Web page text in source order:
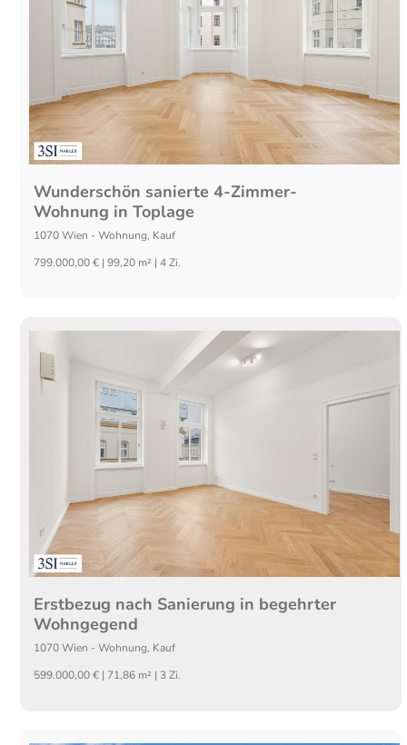
Wunderschön sanierte 4-Zimmer-
Wohnung in Toplage
1070 Wien -Wohnung, Kauf
799.000,00 € | 99,20 m² | 4 Zi.
Erstbezug nach Sanierung in begehrter
Wohngegend
1070 Wien -Wohnung, Kauf
599.000,00 € | 71,86 m² | 3 Zi.